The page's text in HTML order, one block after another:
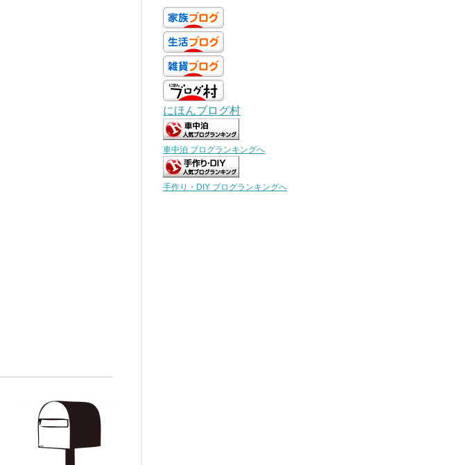
にほんブログ村
車中泊 ブログランキングへ
手作り・DIY ブログランキングへ